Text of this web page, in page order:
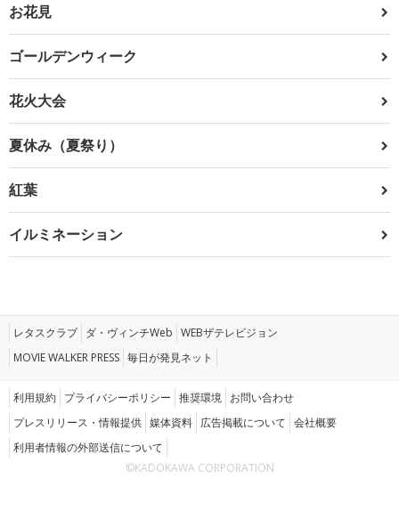
お花見
ゴールデンウィーク
花火大会
夏休み（夏祭り）
紅葉
イルミネーション
レタスクラブ ダ・ヴィンチWeb WEBザテレビジョン
MOVIE WALKER PRESS 毎日が発見ネット
利用規約 プライバシーポリシー 推奨環境 お問い合わせ
プレスリリース・情報提供 媒体資料 広告掲載について 会社概要
利用者情報の外部送信について
©KADOKAWA CORPORATION